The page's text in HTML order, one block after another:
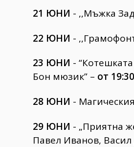
21 ЮНИ - ,,Мъжка
22 ЮНИ -
23 ЮНИ -
Бон мюзик” – от
28 ЮНИ -
29 ЮНИ - „Приятна
Павел Иванов,